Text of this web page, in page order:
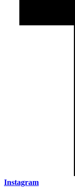
Instagram